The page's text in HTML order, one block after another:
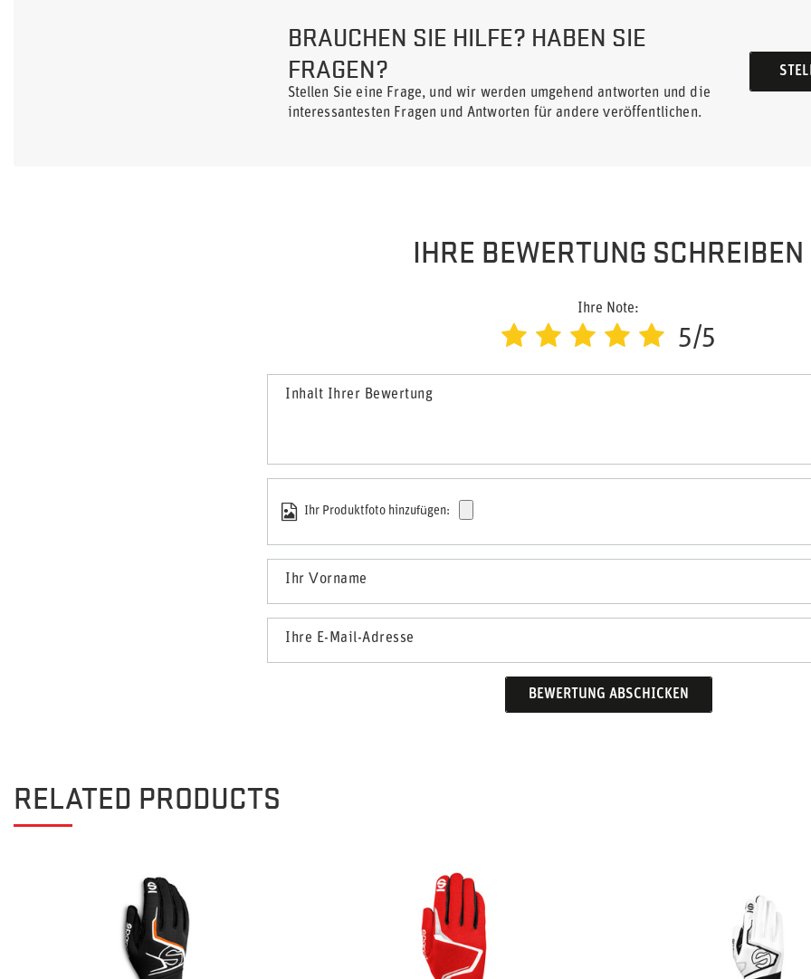
BRAUCHEN SIE HILFE? HABEN SIE
FRAGEN?
Stellen Sie eine Frage, und wir werden umgehend antworten und die
interessantesten Fragen und Antworten für andere veröffentlichen.
IHRE BEWERTUNG SCHREIBEN
Ihre Note:
5/5
Inhalt Ihrer Bewertung
Ihr Produktfoto hinzufügen:
Ihr Vorname
Ihre E-Mail-Adresse
BEWERTUNG ABSCHICKEN
RELATED PRODUCTS